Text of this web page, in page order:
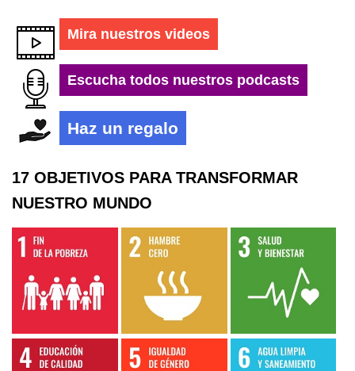
Mira nuestros videos
Escucha todos nuestros podcasts
Haz un regalo
17 OBJETIVOS PARA TRANSFORMAR
NUESTRO MUNDO